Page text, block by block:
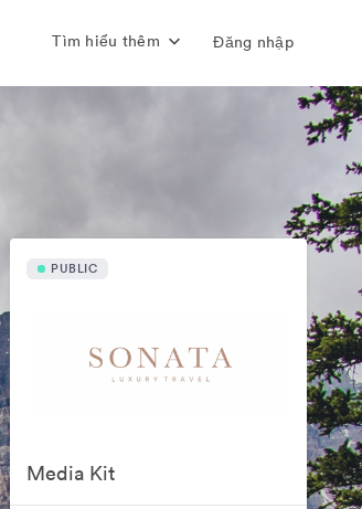
Tìm hiểu thêm Đăng nhập
PUBLIC
Media Kit